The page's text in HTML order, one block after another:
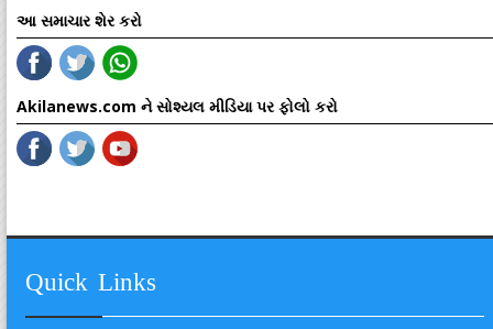
આ સમાચાર શેર કરો
Akilanews.com ને સોશ્યલ મીડિયા પર ફોલો કરો
Quick Links